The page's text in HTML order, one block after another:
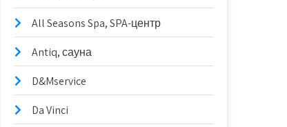
All Seasons Spa, SPA-центр
Antiq, сауна
D&Mservice
Da Vinci